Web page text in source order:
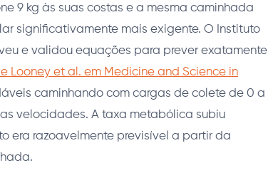
9 kg às suas costas e a mesma caminhada
significativamente mais exigente. O Instituto
e validou equações para prever exatamente
Looney et al. em Medicine and Science in
caminhando com cargas de colete de 0 a
velocidades. A taxa metabólica subiu
era razoavelmente previsível a partir da